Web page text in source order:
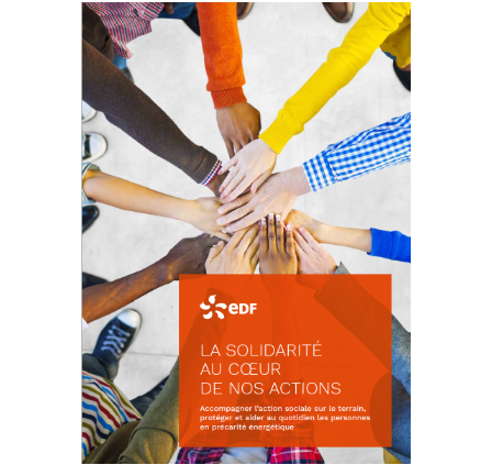
La prévention des conflits
d’intérêts
18 septembre 2023
FEUILLETER